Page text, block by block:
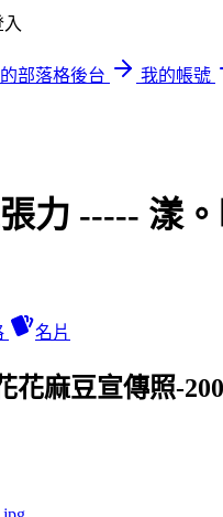
部落格後台
我的帳號
力 ----- 漾
名片
花麻豆宣傳照-